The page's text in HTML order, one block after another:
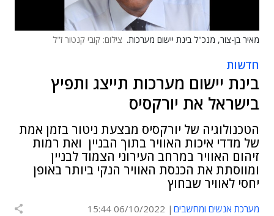
מאיר בן-צור, מנכ"ל בינת יישום מערכות. צילום: קובי קנטור ז"ל
חדשות
בינת יישום מערכות תייצג ותפיץ
בישראל את יורקסיס
הטכנולוגיה של יורקסיס מבצעת ניטור בזמן אמת
של מדדי איכות האוויר בתוך הבניין ואת רמות
זיהום האוויר במרחב העירוני הצמוד לבניין
ומווסתת את הכנסת האוויר הנקי ביותר באופן
יחסי לאוויר שבחוץ
מערכת אנשים ומחשבים 06/10/2022 15:44